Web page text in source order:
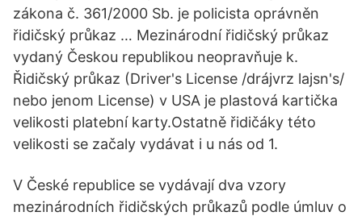
zákona č. 361/2000 Sb. je policista oprávněn
řidičský průkaz … Mezinárodní řidičský průkaz
vydaný Českou republikou neopravňuje k.
Řidičský průkaz (Driver's License /drájvrz lajsn's/
nebo jenom License) v USA je plastová kartička
velikosti platební karty.Ostatně řidičáky této
velikosti se začaly vydávat i u nás od 1.
V České republice se vydávají dva vzory
mezinárodních řidičských průkazů podle úmluv o